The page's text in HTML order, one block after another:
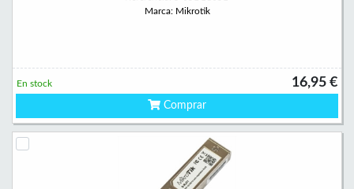
Marca: Mikrotik
16,95 €
En stock
Comprar